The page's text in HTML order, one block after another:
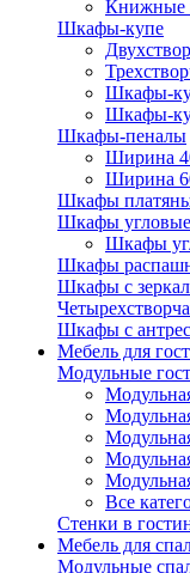
Книжные
Шкафы-купе
Шкафы-
Шкафы-
Шкафы-пеналы
Ширина
Ширина
Шкафы
Шкафы угловые
Шкафы
Шкафы
Шкафы с
Шкафы с
Мебель для
Модульные
Все
Стенки в
Мебель для
Модульные